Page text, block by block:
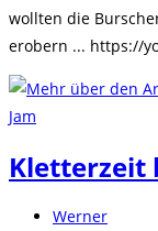
wollten die
erobern ... https://
Kletterzeit
Beitrags-
Werner